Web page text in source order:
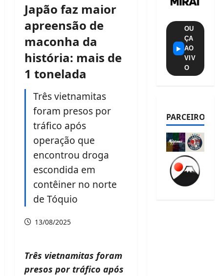
Japão faz maior
apreensão de
maconha da
história: mais de
1 tonelada
Três vietnamitas
foram presos por
tráfico após
operação que
encontrou droga
escondida em
contêiner no norte
de Tóquio
13/08/2025
Três vietnamitas foram
presos por tráfico após
▶
OU
ÇA
AO
VIV
O
PARCEIROS